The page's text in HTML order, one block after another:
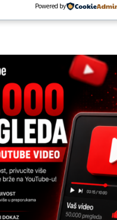
Powered by